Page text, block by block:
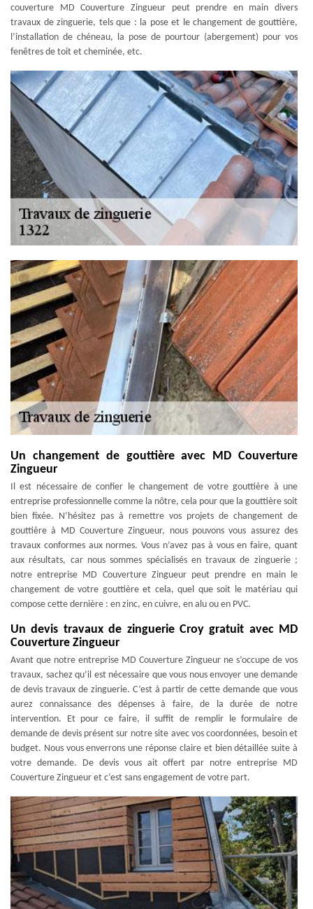
couverture MD Couverture Zingueur peut prendre en main divers
travaux de zinguerie, tels que : la pose et le changement de gouttière,
l’installation de chéneau, la pose de pourtour (abergement) pour vos
fenêtres de toit et cheminée, etc.
Un changement de gouttière avec MD Couverture
Zingueur
Il est nécessaire de confier le changement de votre gouttière à une
entreprise professionnelle comme la nôtre, cela pour que la gouttière soit
bien fixée. N’hésitez pas à remettre vos projets de changement de
gouttière à MD Couverture Zingueur, nous pouvons vous assurez des
travaux conformes aux normes. Vous n’avez pas à vous en faire, quant
aux résultats, car nous sommes spécialisés en travaux de zinguerie ;
notre entreprise MD Couverture Zingueur peut prendre en main le
changement de votre gouttière et cela, quel que soit le matériau qui
compose cette dernière : en zinc, en cuivre, en alu ou en PVC.
Un devis travaux de zinguerie Croy gratuit avec MD
Couverture Zingueur
Avant que notre entreprise MD Couverture Zingueur ne s’occupe de vos
travaux, sachez qu’il est nécessaire que vous nous envoyer une demande
de devis travaux de zinguerie. C’est à partir de cette demande que vous
aurez connaissance des dépenses à faire, de la durée de notre
intervention. Et pour ce faire, il suffit de remplir le formulaire de
demande de devis présent sur notre site avec vos coordonnées, besoin et
budget. Nous vous enverrons une réponse claire et bien détaillée suite à
votre demande. De devis vous ait offert par notre entreprise MD
Couverture Zingueur et c’est sans engagement de votre part.